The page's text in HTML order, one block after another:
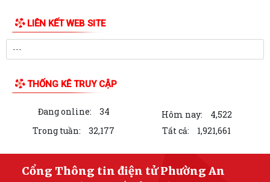
ÁP THẤP NHIỆT ĐỚI CÓ KHẢ NĂNG MẠNH LÊN THÀNH BÃO
Công điện về ứng phó áp thấp nhiệt đới có khả năng mạnh lên thành
Công văn triển khai thực hiện các TTHC được cắt giảm, đơn giản hóa,
Hội nghị triển khai nhiệm vụ công tác sau thành lập, tổ chức lại các
phòng chuyên môn thuộc UBND...
HỘI NGHỊ CÔNG BỐ THÀNH LẬP CÁC CÔNG ĐOÀN CƠ SỞ TRỰC
THUỘC CÔNG ĐOÀN PHƯỜNG AN DƯƠNG
LIÊN KẾT WEB SITE
THỐNG KÊ TRUY CẬP
Đang online: 34 Hôm nay:
4,522
Trong tuần:
32,177 Tất cả: 1,921,661
Cổng Thông tin điện tử Phường An